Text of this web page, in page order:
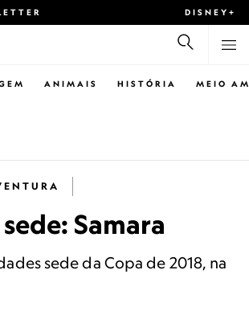
DISNEY+
ANIMAIS HISTÓRIA MEIO
Samara
sede da Copa de 2018, na